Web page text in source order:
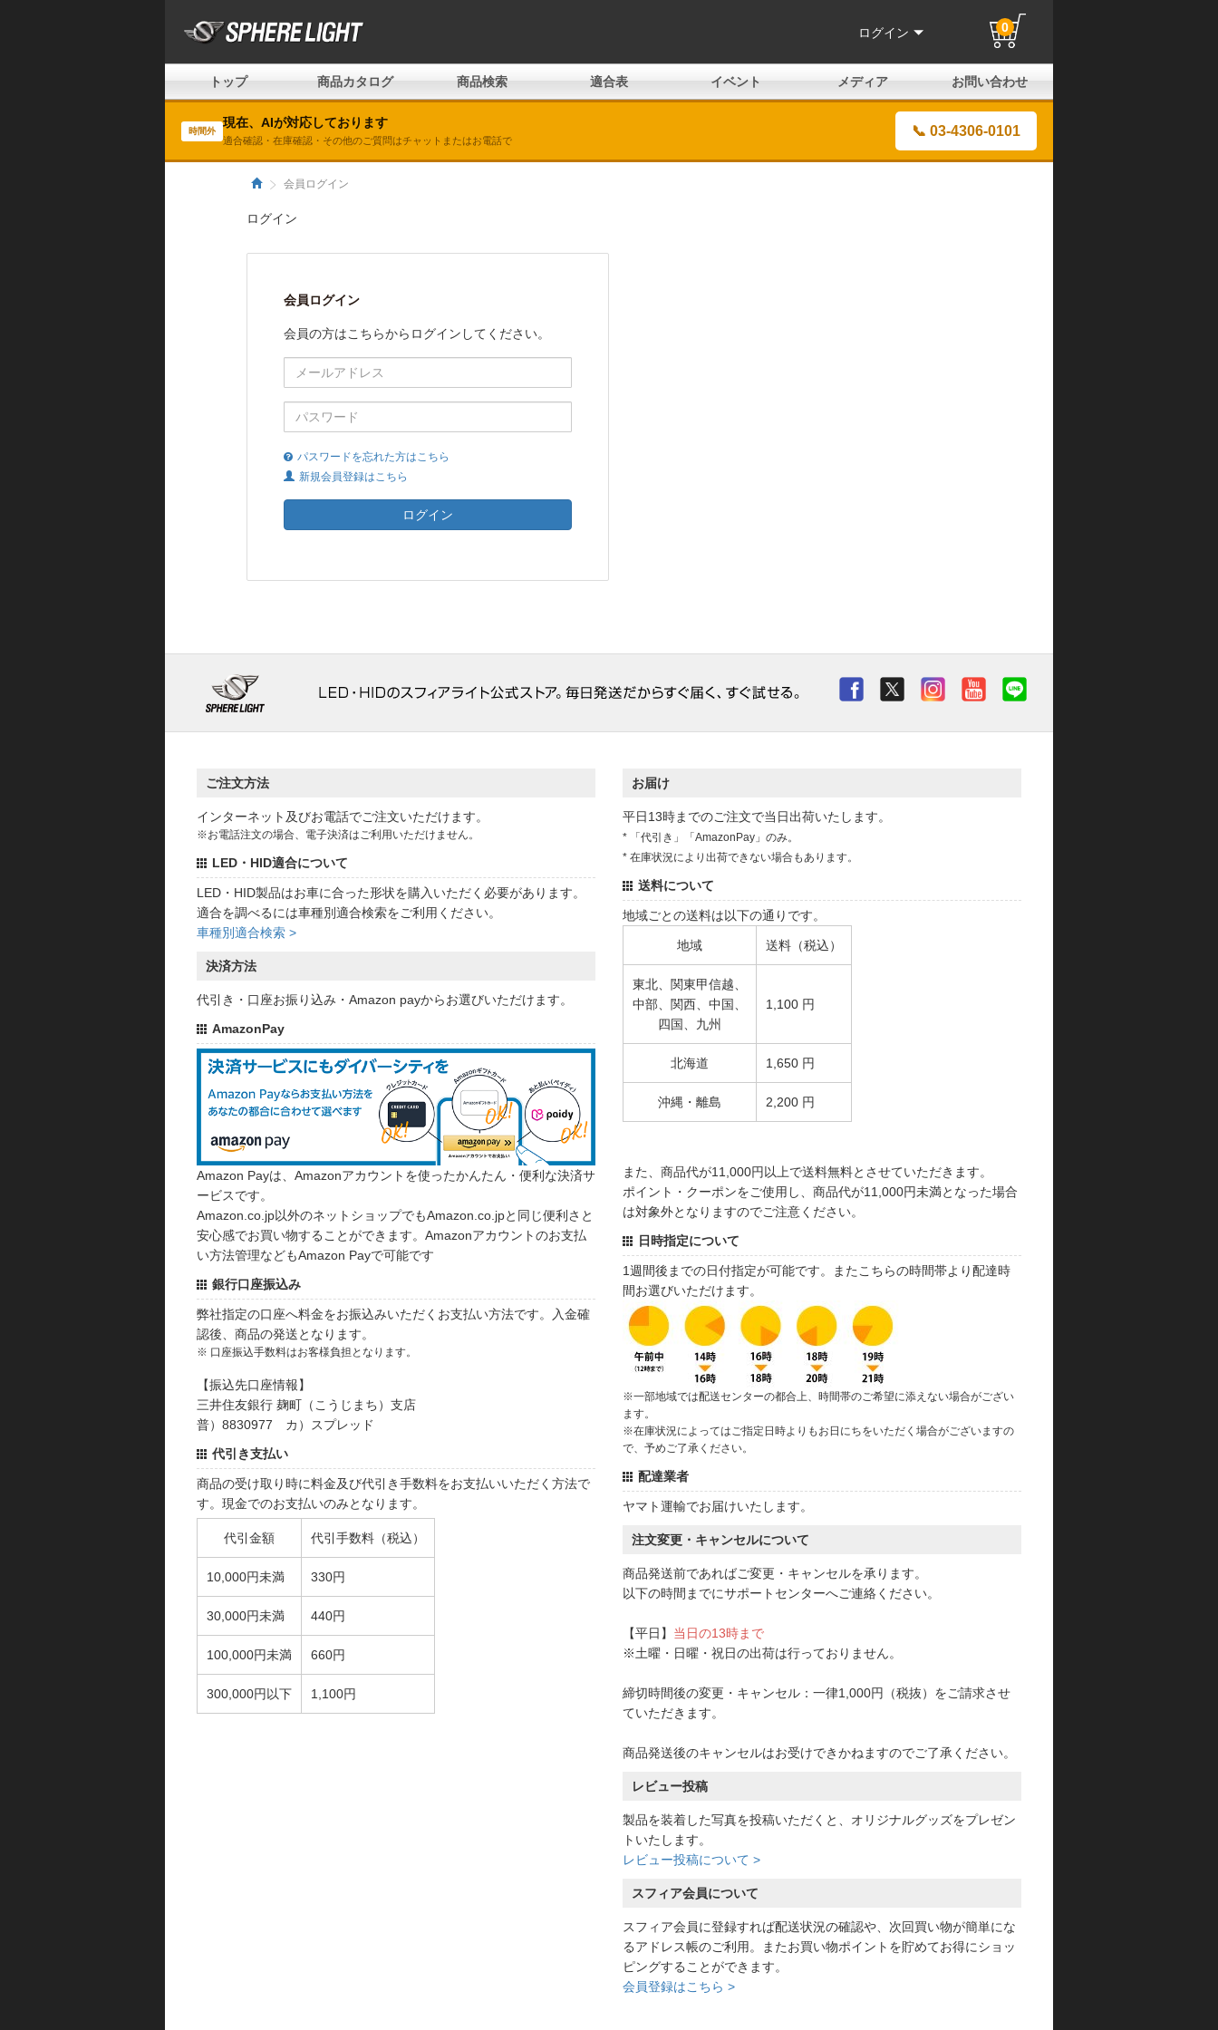
ログイン 0
トップ 商品カタログ 商品検索 適合表 イベント メディア お問い合わせ
時間外
現在、AIが対応しております
適合確認・在庫確認・その他のご質問はチャットまたはお電話で
📞 03-4306-0101
会員ログイン
ログイン
会員ログイン
会員の方はこちらからログインしてください。
パスワードを忘れた方はこちら
新規会員登録はこちら
ログイン
ご注文方法
インターネット及びお電話でご注文いただけます。
※お電話注文の場合、電子決済はご利用いただけません。
LED・HID適合について
LED・HID製品はお車に合った形状を購入いただく必要があります。
適合を調べるには車種別適合検索をご利用ください。
車種別適合検索 >
決済方法
代引き・口座お振り込み・Amazon payからお選びいただけます。
AmazonPay
Amazon Payは、Amazonアカウントを使ったかんたん・便利な決済サ
ービスです。
Amazon.co.jp以外のネットショップでもAmazon.co.jpと同じ便利さと
安心感でお買い物することができます。Amazonアカウントのお支払
い方法管理などもAmazon Payで可能です
銀行口座振込み
弊社指定の口座へ料金をお振込みいただくお支払い方法です。入金確
認後、商品の発送となります。
※ 口座振込手数料はお客様負担となります。
【振込先口座情報】
三井住友銀行 麹町（こうじまち）支店
普）8830977 カ）スプレッド
代引き支払い
商品の受け取り時に料金及び代引き手数料をお支払いいただく方法で
す。現金でのお支払いのみとなります。
代引金額 代引手数料（税込）
10,000円未満 330円
30,000円未満 440円
100,000円未満 660円
300,000円以下 1,100円
お届け
平日13時までのご注文で当日出荷いたします。
* 「代引き」「AmazonPay」のみ。
* 在庫状況により出荷できない場合もあります。
送料について
地域ごとの送料は以下の通りです。
地域 送料（税込）
東北、関東甲信越、
中部、関西、中国、
四国、九州
1,100 円
北海道 1,650 円
沖縄・離島 2,200 円
また、商品代が11,000円以上で送料無料とさせていただきます。
ポイント・クーポンをご使用し、商品代が11,000円未満となった場合
は対象外となりますのでご注意ください。
日時指定について
1週間後までの日付指定が可能です。またこちらの時間帯より配達時
間お選びいただけます。
※一部地域では配送センターの都合上、時間帯のご希望に添えない場合がござい
ます。
※在庫状況によってはご指定日時よりもお日にちをいただく場合がございますの
で、予めご了承ください。
配達業者
ヤマト運輸でお届けいたします。
注文変更・キャンセルについて
商品発送前であればご変更・キャンセルを承ります。
以下の時間までにサポートセンターへご連絡ください。
【平日】 当日の13時まで
※土曜・日曜・祝日の出荷は行っておりません。
締切時間後の変更・キャンセル：一律1,000円（税抜）をご請求させ
ていただきます。
商品発送後のキャンセルはお受けできかねますのでご了承ください。
レビュー投稿
製品を装着した写真を投稿いただくと、オリジナルグッズをプレゼン
トいたします。
レビュー投稿について >
スフィア会員について
スフィア会員に登録すれば配送状況の確認や、次回買い物が簡単にな
るアドレス帳のご利用。またお買い物ポイントを貯めてお得にショッ
ピングすることができます。
会員登録はこちら >